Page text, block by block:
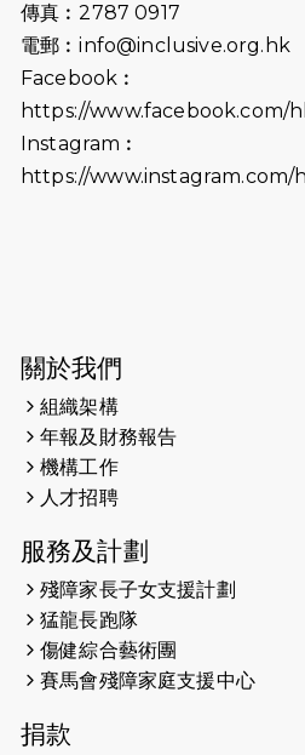
2026-06-25
（19:00開始）
2026-06-18
猛龍長跑隊恆
2026-06-11
猛龍長跑隊恆
2026-05-28
2026-05-22
2026-05-21
2026-05-14
（19:00開始）
2026-05-07
開始）
2026-04-30
傳真︰2787 0917
電郵︰info@inclusive.org.hk
Facebook︰
https://www.facebook.com/
Instagram︰
https://www.instagram.com/
關於我們
組織架構
年報及財務報告
機構工作
人才招聘
服務及計劃
殘障家長子女支援計劃
猛龍長跑隊
傷健綜合藝術團
賽馬會殘障家庭支援中心
捐款